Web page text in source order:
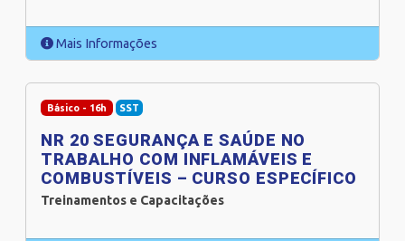
Mais Informações
Básico - 16h SST
NR 20 SEGURANÇA E SAÚDE NO
TRABALHO COM INFLAMÁVEIS E
COMBUSTÍVEIS – CURSO ESPECÍFICO
Treinamentos e Capacitações